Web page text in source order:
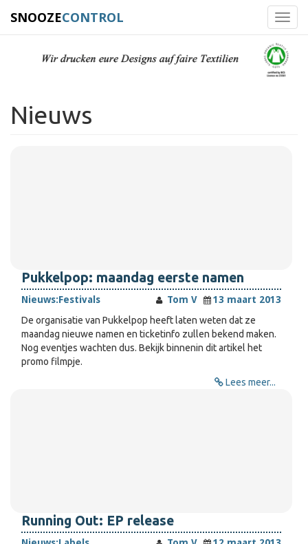
SNOOZECONTROL
Nieuws
Pukkelpop: maandag eerste namen
Nieuws:Festivals Tom V
13 maart 2013
De organisatie van Pukkelpop heeft laten weten dat ze
maandag nieuwe namen en ticketinfo zullen bekend maken.
Nog eventjes wachten dus. Bekijk binnenin dit artikel het
promo filmpje.
Lees meer...
Running Out: EP release